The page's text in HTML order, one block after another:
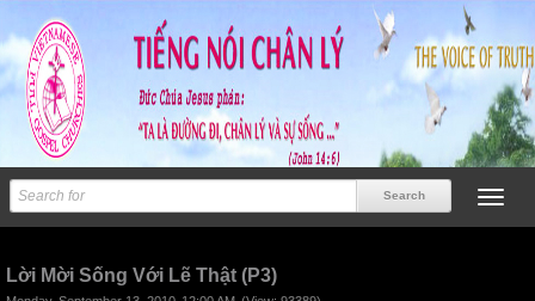
Lời Mời Sống Với Lẽ Thật (P3)